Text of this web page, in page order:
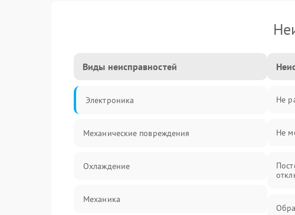
Виды неисправностей
Электроника
Механические повреждения
Охлаждение
Механика
Не
Не